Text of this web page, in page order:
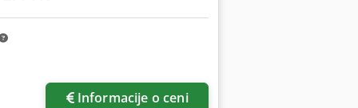
Informacije o ceni